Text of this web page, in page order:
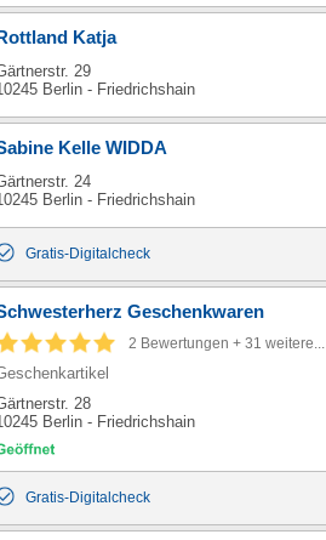
Katja
29
Berlin - Friedrichshain
Kelle WIDDA
24
Berlin - Friedrichshain
Gratis-Digitalcheck
Geschenkwaren
2 Bewertungen + 31 weitere...
28
Berlin - Friedrichshain
Gratis-Digitalcheck